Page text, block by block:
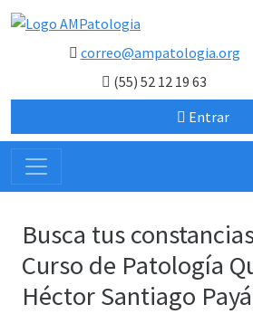
correo@ampatologia.org
(55) 52 12 19 63
Entrar
Busca tus
Curso de Patología
Héctor Santiago